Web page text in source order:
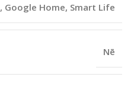
, Google Home, Smart Life
Nē